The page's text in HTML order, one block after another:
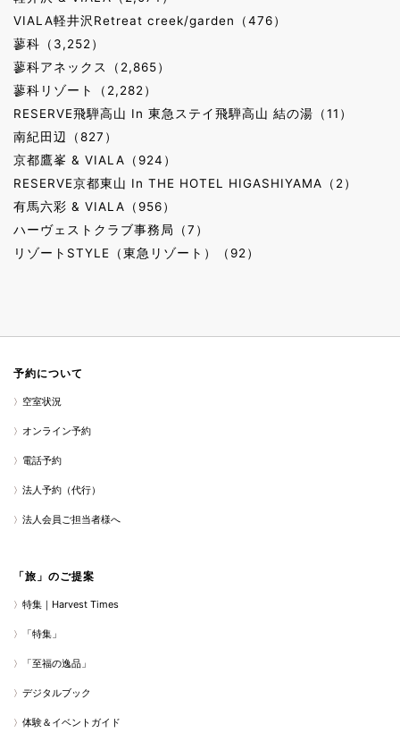
VIALA軽井沢Retreat creek/garden（476）
蓼科（3,252）
蓼科アネックス（2,865）
蓼科リゾート（2,282）
RESERVE飛騨高山 In 東急ステイ飛騨高山 結の湯（11）
南紀田辺（827）
京都鷹峯 & VIALA（924）
RESERVE京都東山 In THE HOTEL HIGASHIYAMA（2）
有馬六彩 & VIALA（956）
ハーヴェストクラブ事務局（7）
リゾートSTYLE（東急リゾート）（92）
予約について
空室状況
オンライン予約
電話予約
法人予約（代行）
法人会員ご担当者様へ
「旅」のご提案
特集｜Harvest Times
「特集」
「至福の逸品」
デジタルブック
体験＆イベントガイド